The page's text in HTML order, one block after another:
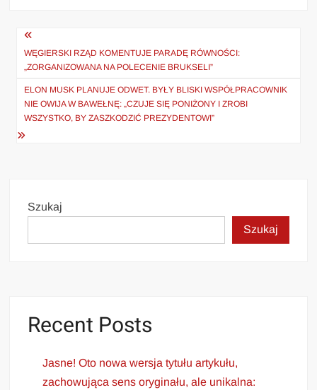
Nawigacja
wpisu
WĘGIERSKI RZĄD KOMENTUJE PARADĘ RÓWNOŚCI:
„ZORGANIZOWANA NA POLECENIE BRUKSELI”
ELON MUSK PLANUJE ODWET. BYŁY BLISKI WSPÓŁPRACOWNIK
NIE OWIJA W BAWEŁNĘ: „CZUJE SIĘ PONIŻONY I ZROBI
WSZYSTKO, BY ZASZKODZIĆ PREZYDENTOWI”
Szukaj
Szukaj
Recent Posts
Jasne! Oto nowa wersja tytułu artykułu,
zachowująca sens oryginału, ale unikalna: